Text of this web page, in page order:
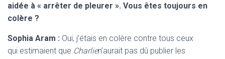
aidée à « arrêter de pleurer ». Vous êtes toujours en
colère ?
Sophia Aram : Oui, j’étais en colère contre tous ceux
qui estimaient que Charlien’aurait pas dû publier les